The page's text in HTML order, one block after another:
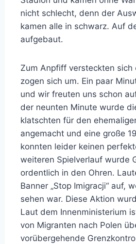
nicht schlecht, denn der
kamen alle in schwarz. Auf
aufgebaut.
Zum Anpfiff versteckten
zogen sich um. Ein paar
und wir freuten uns schon
der neunten Minute wurde
klatschten für den
angemacht und eine große
konnten leider keinen
weiteren Spielverlauf wurde
ordentlich in den Ohren.
Banner „Stop Imigracji“ auf,
sehen war. Diese Aktion
Laut dem Innenministerium
von Migranten nach Polen
vorübergehende